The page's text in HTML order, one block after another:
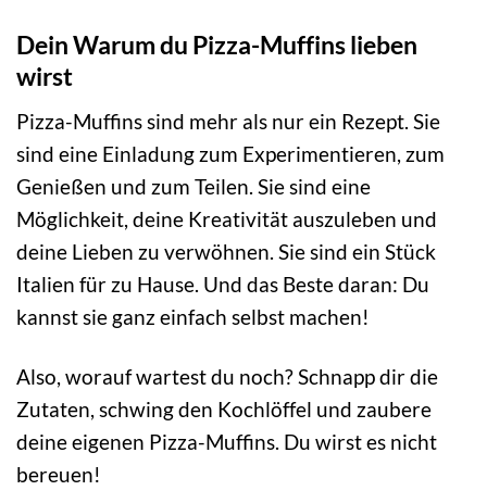
Dein Warum du Pizza-Muffins lieben
wirst
Pizza-Muffins sind mehr als nur ein Rezept. Sie
sind eine Einladung zum Experimentieren, zum
Genießen und zum Teilen. Sie sind eine
Möglichkeit, deine Kreativität auszuleben und
deine Lieben zu verwöhnen. Sie sind ein Stück
Italien für zu Hause. Und das Beste daran: Du
kannst sie ganz einfach selbst machen!
Also, worauf wartest du noch? Schnapp dir die
Zutaten, schwing den Kochlöffel und zaubere
deine eigenen Pizza-Muffins. Du wirst es nicht
bereuen!